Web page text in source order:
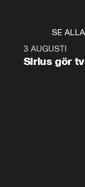
SE ALLA
3 AUGUSTI
Sirius gör